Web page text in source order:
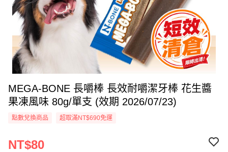
MEGA-BONE 長嚼棒 長效耐嚼潔牙棒 花生醬
果凍風味 80g/單支 (效期 2026/07/23)
點數兌換商品 超取滿NT$690免運
NT$80